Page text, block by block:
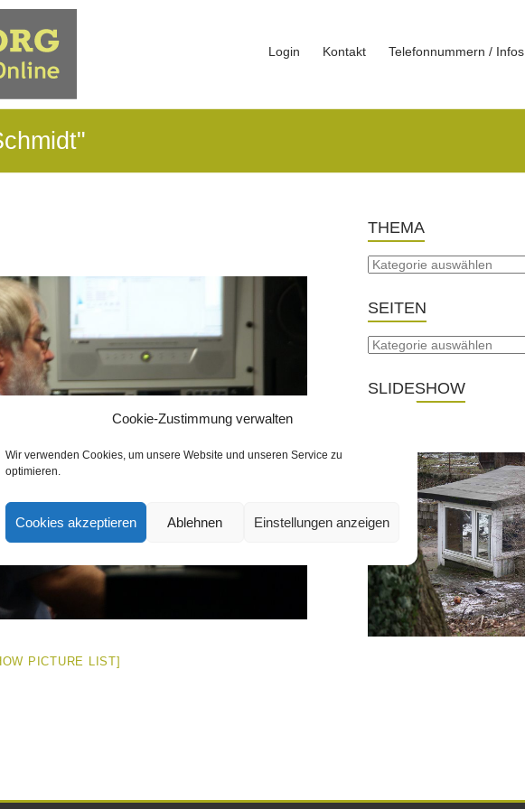
Cookie-Zustimmung verwalten
Wir verwenden Cookies, um unsere Website und unseren Service zu
optimieren.
Cookies akzeptieren Ablehnen Einstellungen anzeigen
Login Kontakt Telefonnummern / Infos
PICTURE LIST]
THEMA
SEITEN
SLIDESHOW